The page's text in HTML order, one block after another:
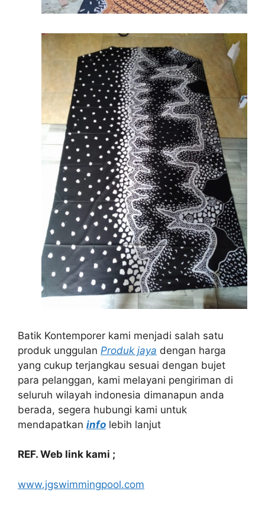
Batik Kontemporer kami menjadi salah satu
produk unggulan Produk jaya dengan harga
yang cukup terjangkau sesuai dengan bujet
para pelanggan, kami melayani pengiriman di
seluruh wilayah indonesia dimanapun anda
berada, segera hubungi kami untuk
mendapatkan info lebih lanjut
REF. Web link kami ;
www.jgswimmingpool.com